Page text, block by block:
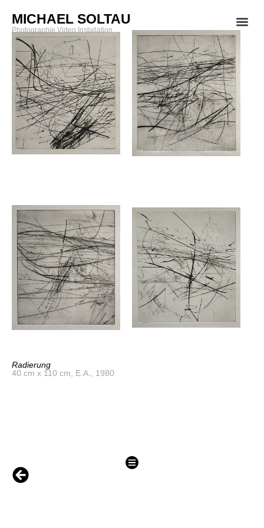
MICHAEL SOLTAU
Photographie Video Installation
Radierung
40 cm x 110 cm, E.A., 1980